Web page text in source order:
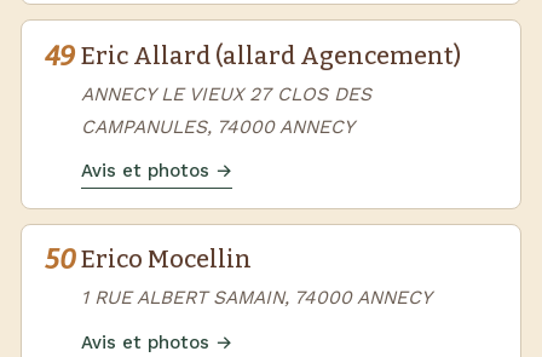
49 Eric Allard (allard Agencement)
ANNECY LE VIEUX 27 CLOS DES
CAMPANULES, 74000 ANNECY
Avis et photos →
50Erico Mocellin
1 RUE ALBERT SAMAIN, 74000 ANNECY
Avis et photos →